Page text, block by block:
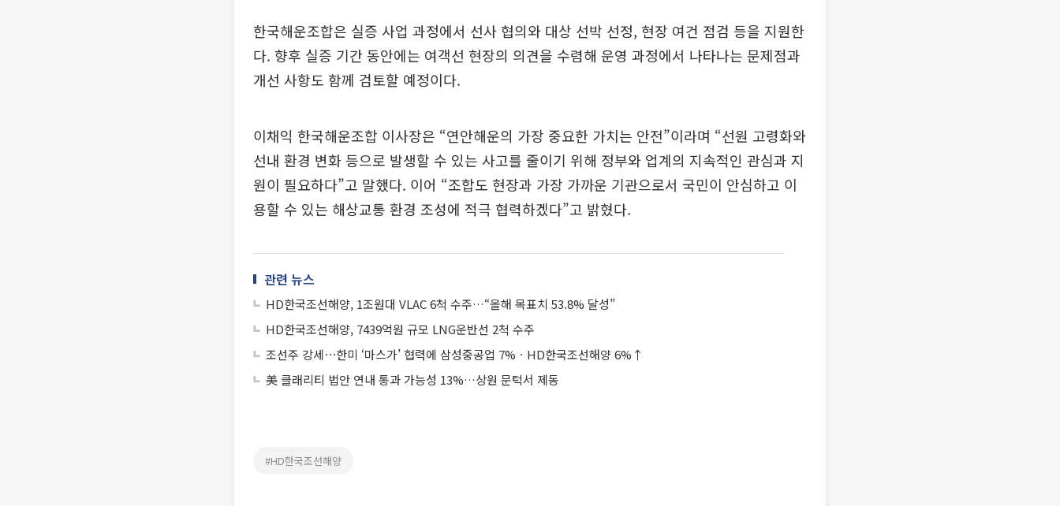
한국해운조합은 실증 사업 과정에서 선사 협의와 대상 선박 선정, 현장 여건 점검 등을 지원한
다. 향후 실증 기간 동안에는 여객선 현장의 의견을 수렴해 운영 과정에서 나타나는 문제점과
개선 사항도 함께 검토할 예정이다.
이채익 한국해운조합 이사장은 “연안해운의 가장 중요한 가치는 안전”이라며 “선원 고령화와
선내 환경 변화 등으로 발생할 수 있는 사고를 줄이기 위해 정부와 업계의 지속적인 관심과 지
원이 필요하다”고 말했다. 이어 “조합도 현장과 가장 가까운 기관으로서 국민이 안심하고 이
용할 수 있는 해상교통 환경 조성에 적극 협력하겠다”고 밝혔다.
관련 뉴스
HD한국조선해양, 1조원대 VLAC 6척 수주…“올해 목표치 53.8% 달성”
HD한국조선해양, 7439억원 규모 LNG운반선 2척 수주
조선주 강세⋯한미 ‘마스가’ 협력에 삼성중공업 7%ㆍHD한국조선해양 6%↑
美 클래리티 법안 연내 통과 가능성 13%…상원 문턱서 제동
#HD한국조선해양